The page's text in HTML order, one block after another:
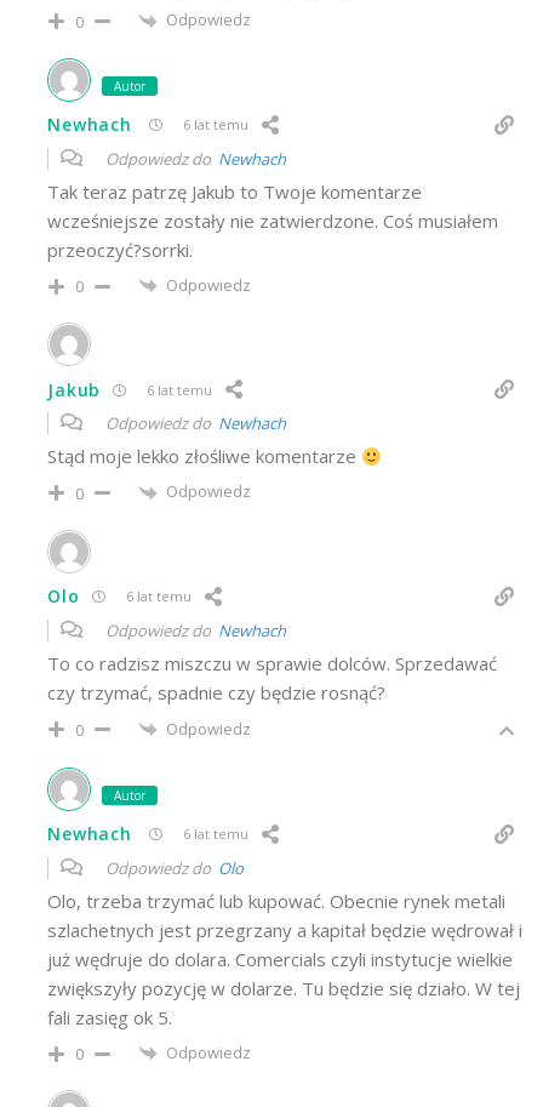
0 Odpowiedz
Autor
Newhach 6 lat temu
Odpowiedz do Newhach
Tak teraz patrzę Jakub to Twoje komentarze
wcześniejsze zostały nie zatwierdzone. Coś musiałem
przeoczyć?sorrki.
0 Odpowiedz
Jakub 6 lat temu
Odpowiedz do Newhach
Stąd moje lekko złośliwe komentarze
0 Odpowiedz
Olo 6 lat temu
Odpowiedz do Newhach
To co radzisz miszczu w sprawie dolców. Sprzedawać
czy trzymać, spadnie czy będzie rosnąć?
0 Odpowiedz
Autor
Newhach 6 lat temu
Odpowiedz do Olo
Olo, trzeba trzymać lub kupować. Obecnie rynek metali
szlachetnych jest przegrzany a kapitał będzie wędrował i
już wędruje do dolara. Comercials czyli instytucje wielkie
zwiększyły pozycję w dolarze. Tu będzie się działo. W tej
fali zasięg ok 5.
0 Odpowiedz